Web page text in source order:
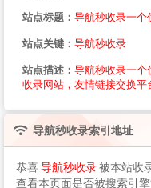
站点标题： 导航秒收录一个
站点关键： 导航秒收录
站点描述： 导航秒收录一个
收录网站，友情链接交换平
导航秒收录索引地址
恭喜导航秒收录被本站收
查看本页面是否被搜索引擎